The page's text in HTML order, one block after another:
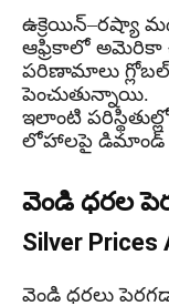
ఉక్రెయిన్–రష్యా
ఆఫ్రికాలో అమెరికా
పరిణామాలు
పెంచుతున్నాయి.
ఇలాంటి
లోహాలపై డిమాండ్
వెండి ధరల
Silver Prices
వెండి ధరలు